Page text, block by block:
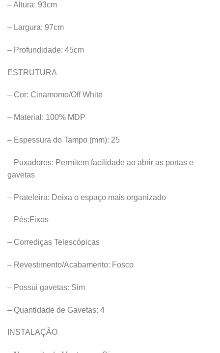
– Altura: 93cm
– Largura: 97cm
– Profundidade: 45cm
ESTRUTURA
– Cor: Cinamomo/Off White
– Material: 100% MDP
– Espessura do Tampo (mm): 25
– Puxadores: Permitem facilidade ao abrir as portas e
gavetas
– Prateleira: Deixa o espaço mais organizado
– Pés:Fixos
– Corrediças Telescópicas
– Revestimento/Acabamento: Fosco
– Possui gavetas: Sim
– Quantidade de Gavetas: 4
INSTALAÇÃO